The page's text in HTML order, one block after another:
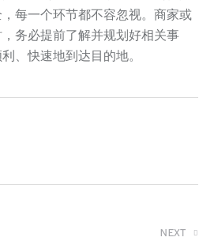
每一个环节都不容忽视。商家或
务必提前了解并规划好相关事
、快速地到达目的地。
NEXT